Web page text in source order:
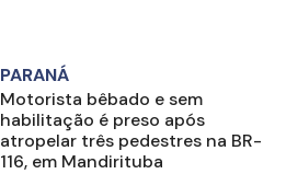
PARANÁ
Motorista bêbado e sem
habilitação é preso após
atropelar três pedestres na BR-
116, em Mandirituba